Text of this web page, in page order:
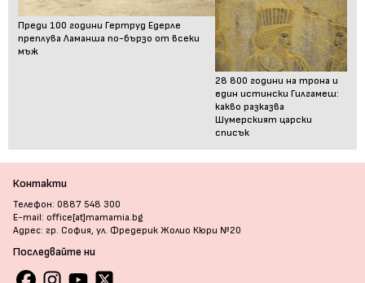
Преди 100 години Гертруд Едерле
преплува Ламанша по-бързо от всеки
мъж
28 800 години на трона и
един истински Гилгамеш:
какво разказва
Шумерският царски
списък
Контакти
Телефон: 0887 548 300
E-mail: office[at]mamamia.bg
Адрес: гр. София, ул. Фредерик Жолио Кюри №20
Последвайте ни